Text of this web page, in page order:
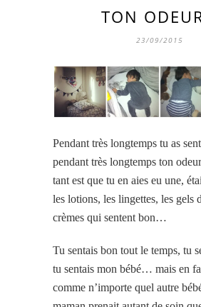
TON
23/09/2015
Pendant très longtemps tu as
pendant très longtemps ton
tant est que tu en aies eu une,
les lotions, les lingettes, les gels
crèmes qui sentent bon…
Tu sentais bon tout le temps, tu
tu sentais mon bébé… mais en
comme n’importe quel autre